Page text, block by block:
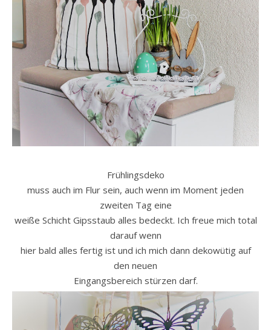
Frühlingsdeko
muss auch im Flur sein, auch wenn im Moment jeden
zweiten Tag eine
weiße Schicht Gipsstaub alles bedeckt. Ich freue mich total
darauf wenn
hier bald alles fertig ist und ich mich dann dekowütig auf
den neuen
Eingangsbereich stürzen darf.